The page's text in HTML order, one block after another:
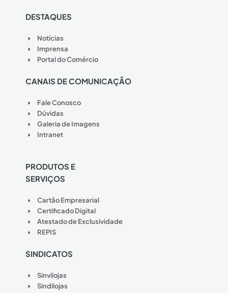
DESTAQUES
Notícias
Imprensa
Portal do Comércio
CANAIS DE COMUNICAÇÃO
Fale Conosco
Dúvidas
Galeria de Imagens
Intranet
PRODUTOS E
SERVIÇOS
Cartão Empresarial
Certificado Digital
Atestado de Exclusividade
REPIS
SINDICATOS
Sinvilojas
Sindilojas